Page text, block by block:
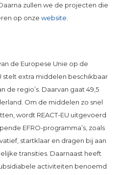
zullen we de projecten die
op onze website.
de Europese Unie op de
stelt extra middelen beschikbaar
de regio’s. Daarvan gaat 49,5
Om de middelen zo snel
wordt REACT-EU uitgevoerd
EFRO-programma’s, zoals
startklaar en dragen bij aan
transities. Daarnaast heeft
activiteiten benoemd